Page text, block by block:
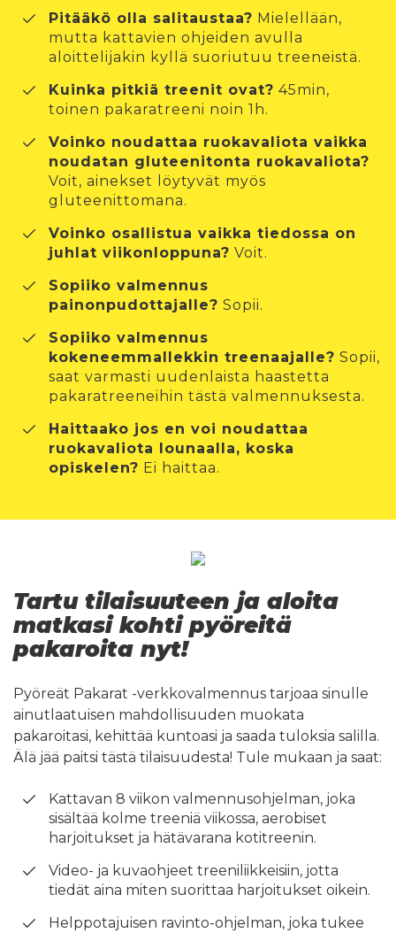
Pitääkö olla salitaustaa? Mielellään,
mutta kattavien ohjeiden avulla
aloittelijakin kyllä suoriutuu treeneistä.
Kuinka pitkiä treenit ovat? 45min,
toinen pakaratreeni noin 1h.
Voinko noudattaa ruokavaliota vaikka
noudatan gluteenitonta ruokavaliota?
Voit, ainekset löytyvät myös
gluteenittomana.
Voinko osallistua vaikka tiedossa on
juhlat viikonloppuna? Voit.
Sopiiko valmennus
painonpudottajalle? Sopii.
Sopiiko valmennus
kokeneemmallekkin treenaajalle? Sopii,
saat varmasti uudenlaista haastetta
pakaratreeneihin tästä valmennuksesta.
Haittaako jos en voi noudattaa
ruokavaliota lounaalla, koska
opiskelen? Ei haittaa.
Tartu tilaisuuteen ja aloita
matkasi kohti pyöreitä
pakaroita nyt!
Pyöreät Pakarat -verkkovalmennus tarjoaa sinulle
ainutlaatuisen mahdollisuuden muokata
pakaroitasi, kehittää kuntoasi ja saada tuloksia salilla.
Älä jää paitsi tästä tilaisuudesta! Tule mukaan ja saat:
Kattavan 8 viikon valmennusohjelman, joka
sisältää kolme treeniä viikossa, aerobiset
harjoitukset ja hätävarana kotitreenin.
Video- ja kuvaohjeet treeniliikkeisiin, jotta
tiedät aina miten suorittaa harjoitukset oikein.
Helppotajuisen ravinto-ohjelman, joka tukee